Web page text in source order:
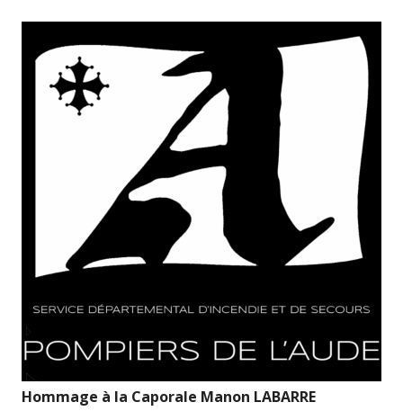
Hommage à la Caporale Manon LABARRE